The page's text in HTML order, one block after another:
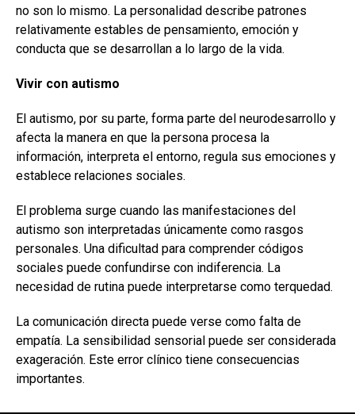
no son lo mismo. La personalidad describe patrones
relativamente estables de pensamiento, emoción y
conducta que se desarrollan a lo largo de la vida.
Vivir con autismo
El autismo, por su parte, forma parte del neurodesarrollo y
afecta la manera en que la persona procesa la
información, interpreta el entorno, regula sus emociones y
establece relaciones sociales.
El problema surge cuando las manifestaciones del
autismo son interpretadas únicamente como rasgos
personales. Una dificultad para comprender códigos
sociales puede confundirse con indiferencia. La
necesidad de rutina puede interpretarse como terquedad.
La comunicación directa puede verse como falta de
empatía. La sensibilidad sensorial puede ser considerada
exageración. Este error clínico tiene consecuencias
importantes.